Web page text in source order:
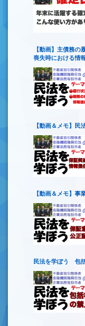
【動画】主債務
喪失時における情
【動画＆メモ】
【動画＆メモ】事
民法を学ぼう 包